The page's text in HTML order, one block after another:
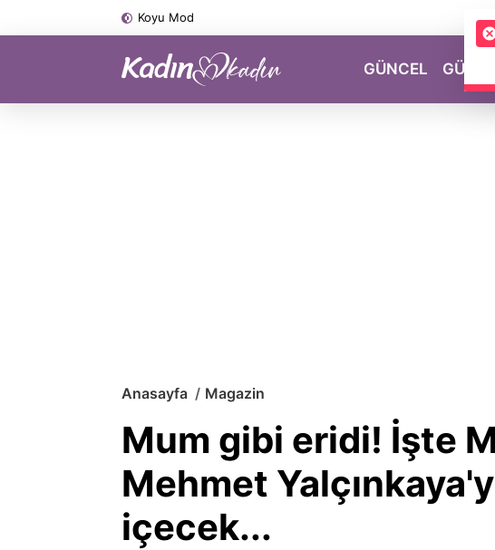
Koyu Mod
GÜNCEL
Anasayfa Magazin
Mum gibi eridi! İşte
Mehmet
içecek...